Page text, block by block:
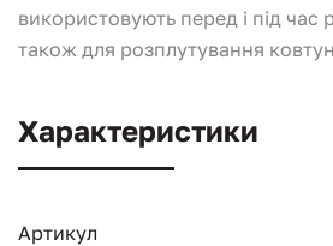
використовують перед і під час
також для розплутування
Характеристики
Артикул